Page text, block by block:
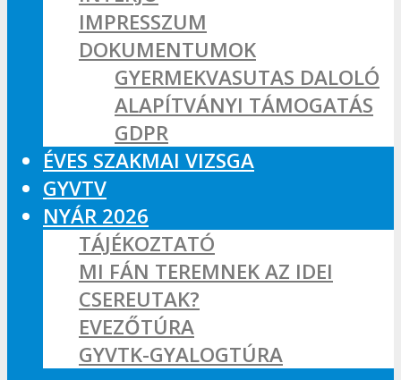
IMPRESSZUM
DOKUMENTUMOK
GYERMEKVASUTAS DALOLÓ
ALAPÍTVÁNYI TÁMOGATÁS
GDPR
ÉVES SZAKMAI VIZSGA
GYVTV
NYÁR 2026
TÁJÉKOZTATÓ
MI FÁN TEREMNEK AZ IDEI
CSEREUTAK?
EVEZŐTÚRA
GYVTK-GYALOGTÚRA